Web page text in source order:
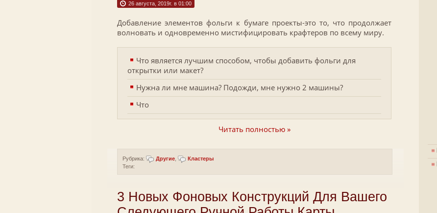
26 августа, 2019г. в 01:00
Добавление элементов фольги к бумаге проекты-это то, что продолжает
волновать и одновременно мистифицировать крафтеров по всему миру.
Что является лучшим способом, чтобы добавить фольги для
открытки или макет?
Нужна ли мне машина? Подожди, мне нужно 2 машины?
Что
Читать полностью »
Рубрика: Другие
Кластеры
Теги:
3 Новых Фоновых Конструкций Для Вашего